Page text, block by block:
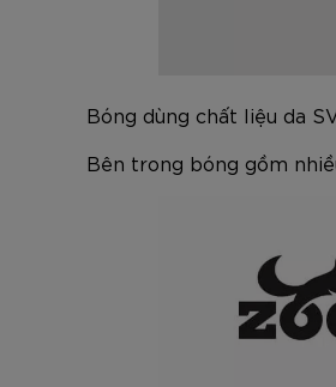
Bóng dùng chất liệu da
Bên trong bóng gồm